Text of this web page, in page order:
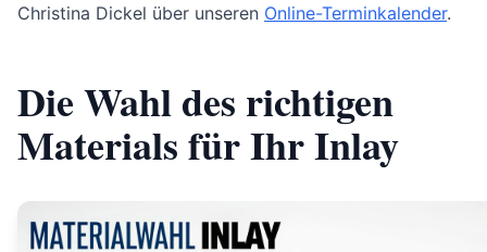
Christina Dickel über unseren Online-Terminkalender.
Die Wahl des richtigen
Materials für Ihr Inlay